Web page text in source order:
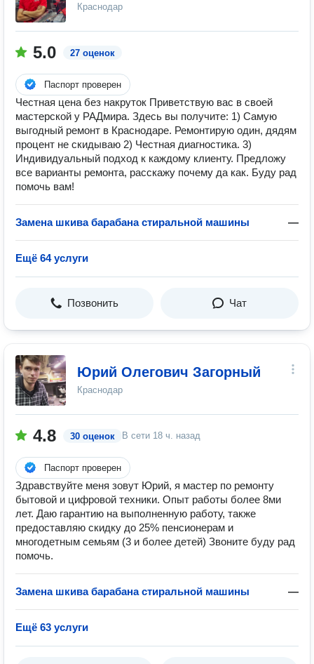
Краснодар
5.0 27 оценок
Паспорт проверен
Честная цена без накруток Приветствую вас в своей
мастерской у РАДмира. Здесь вы получите: 1) Самую
выгодный ремонт в Краснодаре. Ремонтирую один, дядям
процент не скидываю 2) Честная диагностика. 3)
Индивидуальный подход к каждому клиенту. Предложу
все варианты ремонта, расскажу почему да как. Буду рад
помочь вам!
Замена шкива барабана стиральной машины —
Ещё 64 услуги
Позвонить Чат
Юрий Олегович Загорный
Краснодар
4.8 30 оценок В сети 18 ч. назад
Паспорт проверен
Здравствуйте меня зовут Юрий, я мастер по ремонту
бытовой и цифровой техники. Опыт работы более 8ми
лет. Даю гарантию на выполненную работу, также
предоставляю скидку до 25% пенсионерам и
многодетным семьям (3 и более детей) Звоните буду рад
помочь.
Замена шкива барабана стиральной машины —
Ещё 63 услуги